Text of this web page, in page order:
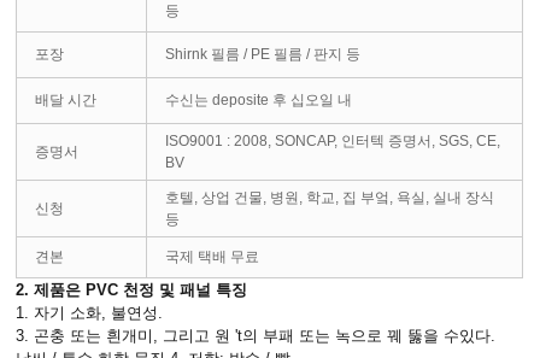
등
포장 Shirnk 필름 / PE 필름 / 판지 등
배달 시간 수신는 deposite 후 십오일 내
증명서
ISO9001 : 2008, SONCAP, 인터텍 증명서, SGS, CE,
BV
신청
호텔, 상업 건물, 병원, 학교, 집 부엌, 욕실, 실내 장식
등
견본 국제 택배 무료
2. 제품은 PVC 천정 및 패널 특징
1. 자기 소화, 불연성.
3. 곤충 또는 흰개미, 그리고 원 't의 부패 또는 녹으로 꿰 뚫을 수있다.